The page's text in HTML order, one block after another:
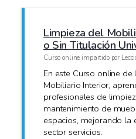
Limpieza del
o Sin Titulación
Curso online impartido por
En este Curso online
Mobiliario Interior,
profesionales de
mantenimiento de
espacios, mejorando la
sector servicios.